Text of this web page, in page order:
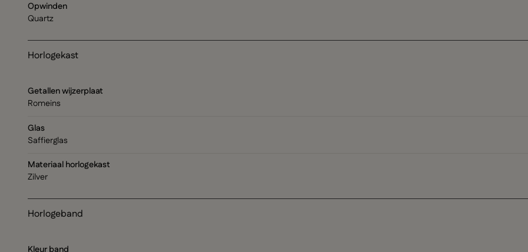
Opwinden
Quartz
Horlogekast
Getallen wijzerplaat
Romeins
Glas
Saffierglas
Materiaal horlogekast
Zilver
Horlogeband